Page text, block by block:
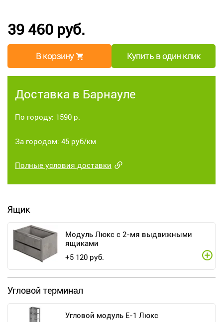
39 460 руб.
В корзину Купить в один клик
Доставка в Барнауле
По городу: 1590 р.
За городом: 45 руб/км
Полные условия доставки
Ящик
Модуль Люкс с 2-мя выдвижными
ящиками
+5 120 руб.
Угловой терминал
Угловой модуль Е-1 Люкс